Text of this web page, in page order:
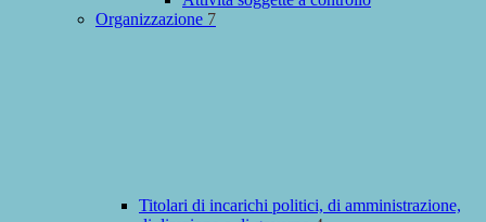
Organizzazione 7
Titolari di incarichi politici, di amministrazione,